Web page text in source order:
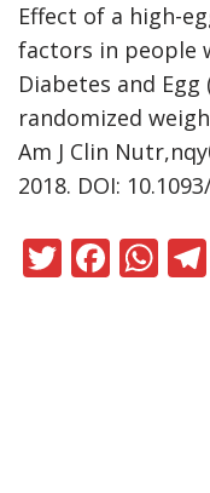
Effect of a high-
factors in people
Diabetes and Egg
randomized
Am J Clin
2018. DOI:
T F W